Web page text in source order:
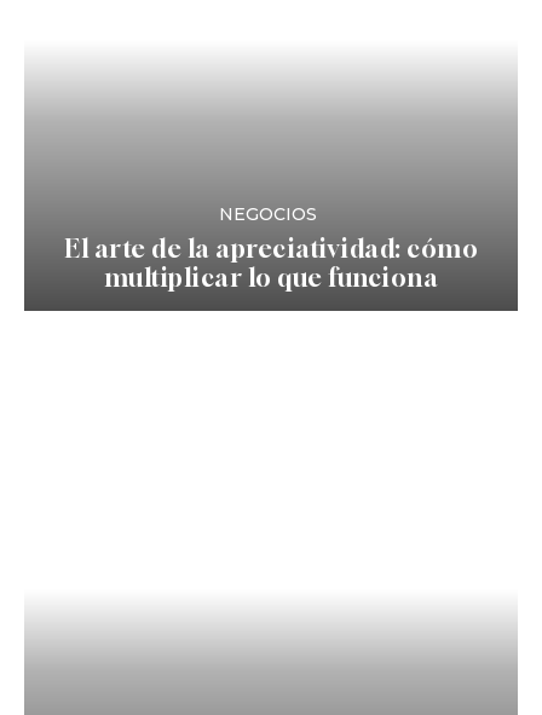
NEGOCIOS
El arte de la apreciatividad: cómo
multiplicar lo que funciona